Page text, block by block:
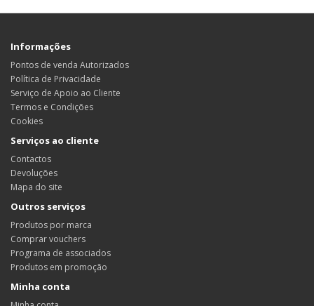
Informações
Pontos de venda Autorizados
Política de Privacidade
Serviço de Apoio ao Cliente
Termos e Condições
Cookies
Serviços ao cliente
Contactos
Devoluções
Mapa do site
Outros serviços
Produtos por marca
Comprar vouchers
Programa de associados
Produtos em promoção
Minha conta